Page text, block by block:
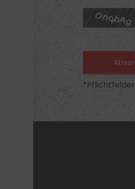
*Pflichtfelder